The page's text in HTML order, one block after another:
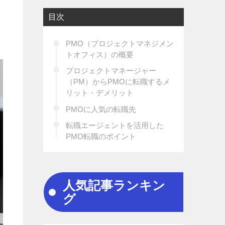
目次
PMO（プロジェクトマネジメン
トオフィス）の概要
プロジェクトマネージャー
（PM）からPMOに転職するメ
リット・デメリット
PMOに人気の転職先
転職エージェントを活用した
PMO転職のポイント
人気記事ランキン
グ